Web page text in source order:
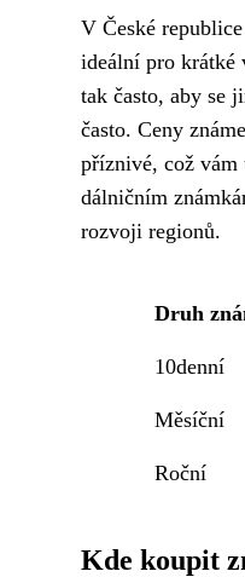
V České
ideální pro krátké
tak často, aby se
často. Ceny
příznivé, což vám
dálničním
rozvoji regionů.
Druh
10denní
Měsíční
Roční
Kde koupit